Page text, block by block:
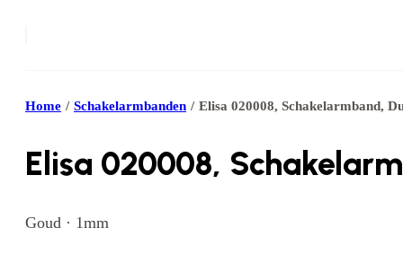
Home / Schakelarmbanden / Elisa 020008, Schakelarmband,
Elisa 020008,
Goud · 1mm